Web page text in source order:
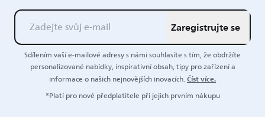
Zaregistrujte se
Sdílením vaší e-mailové adresy s námi souhlasíte s tím, že obdržíte
personalizované nabídky, inspirativní obsah, tipy pro zařízení a
informace o našich nejnovějších inovacích.Číst více.
*Platí pro nové předplatitele při jejich prvním nákupu